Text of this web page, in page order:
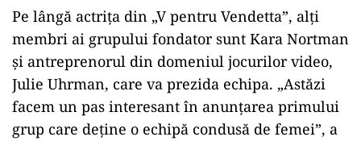
Pe lângă actrița din „V pentru Vendetta”, alți
membri ai grupului fondator sunt Kara Nortman
și antreprenorul din domeniul jocurilor video,
Julie Uhrman, care va prezida echipa. „Astăzi
facem un pas interesant în anunțarea primului
grup care deține o echipă condusă de femei”, a